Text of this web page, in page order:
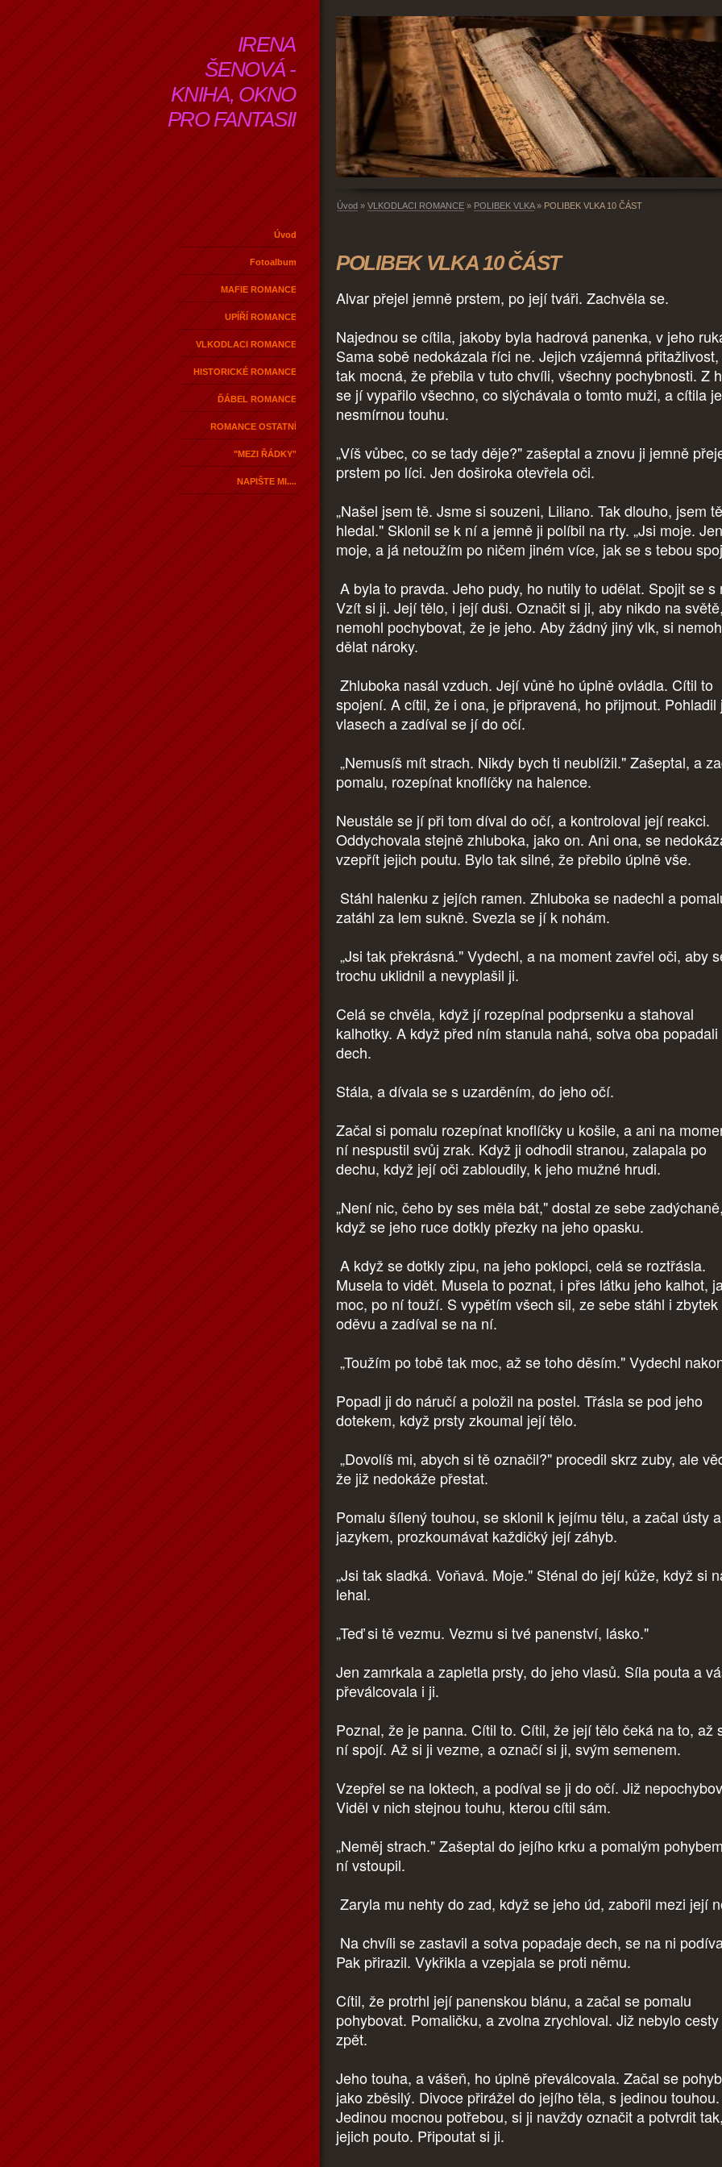
IRENA
ŠENOVÁ -
KNIHA, OKNO
PRO FANTASII
Úvod
Fotoalbum
MAFIE ROMANCE
UPÍŘÍ ROMANCE
VLKODLACI ROMANCE
HISTORICKÉ ROMANCE
ĎÁBEL ROMANCE
ROMANCE OSTATNÍ
"MEZI ŘÁDKY"
NAPIŠTE MI....
Úvod » VLKODLACI ROMANCE » POLIBEK VLKA» POLIBEK VLKA 10 ČÁST
POLIBEK VLKA 10 ČÁST
Alvar přejel jemně prstem, po její tváři. Zachvěla se.
Najednou se cítila, jakoby byla hadrová panenka, v jeho
Sama sobě nedokázala říci ne. Jejich vzájemná
tak mocná, že přebila v tuto chvíli, všechny pochybnosti. Z
se jí vypařilo všechno, co slýchávala o tomto muži, a cítila
nesmírnou touhu.
„Víš vůbec, co se tady děje?" zašeptal a znovu ji jemně
prstem po líci. Jen doširoka otevřela oči.
„Našel jsem tě. Jsme si souzeni, Liliano. Tak dlouho, jsem tě
hledal." Sklonil se k ní a jemně ji políbil na rty. „Jsi moje.
moje, a já netoužím po ničem jiném více, jak se s tebou
A byla to pravda. Jeho pudy, ho nutily to udělat. Spojit se s
Vzít si ji. Její tělo, i její duši. Označit si ji, aby nikdo na
nemohl pochybovat, že je jeho. Aby žádný jiný vlk, si
dělat nároky.
Zhluboka nasál vzduch. Její vůně ho úplně ovládla. Cítil to
spojení. A cítil, že i ona, je připravená, ho přijmout. Pohladil
vlasech a zadíval se jí do očí.
„Nemusíš mít strach. Nikdy bych ti neublížil." Zašeptal, a
pomalu, rozepínat knoflíčky na halence.
Neustále se jí při tom díval do očí, a kontroloval její reakci.
Oddychovala stejně zhluboka, jako on. Ani ona, se
vzepřít jejich poutu. Bylo tak silné, že přebilo úplně vše.
Stáhl halenku z jejích ramen. Zhluboka se nadechl a
zatáhl za lem sukně. Svezla se jí k nohám.
„Jsi tak překrásná." Vydechl, a na moment zavřel oči, aby
trochu uklidnil a nevyplašil ji.
Celá se chvěla, když jí rozepínal podprsenku a stahoval
kalhotky. A když před ním stanula nahá, sotva oba popadali
dech.
Stála, a dívala se s uzarděním, do jeho očí.
Začal si pomalu rozepínat knoflíčky u košile, a ani na
ní nespustil svůj zrak. Když ji odhodil stranou, zalapala po
dechu, když její oči zabloudily, k jeho mužné hrudi.
„Není nic, čeho by ses měla bát," dostal ze sebe zadýchaně,
když se jeho ruce dotkly přezky na jeho opasku.
A když se dotkly zipu, na jeho poklopci, celá se roztřásla.
Musela to vidět. Musela to poznat, i přes látku jeho kalhot,
moc, po ní touží. S vypětím všech sil, ze sebe stáhl i zbytek
oděvu a zadíval se na ní.
„Toužím po tobě tak moc, až se toho děsím." Vydechl
Popadl ji do náručí a položil na postel. Třásla se pod jeho
dotekem, když prsty zkoumal její tělo.
„Dovolíš mi, abych si tě označil?" procedil skrz zuby, ale
že již nedokáže přestat.
Pomalu šílený touhou, se sklonil k jejímu tělu, a začal ústy a
jazykem, prozkoumávat každičký její záhyb.
„Jsi tak sladká. Voňavá. Moje." Sténal do její kůže, když si
lehal.
„Teď si tě vezmu. Vezmu si tvé panenství, lásko."
Jen zamrkala a zapletla prsty, do jeho vlasů. Síla pouta a
převálcovala i ji.
Poznal, že je panna. Cítil to. Cítil, že její tělo čeká na to, až
ní spojí. Až si ji vezme, a označí si ji, svým semenem.
Vzepřel se na loktech, a podíval se ji do očí. Již
Viděl v nich stejnou touhu, kterou cítil sám.
„Neměj strach." Zašeptal do jejího krku a pomalým
ní vstoupil.
Zaryla mu nehty do zad, když se jeho úd, zabořil mezi její
Na chvíli se zastavil a sotva popadaje dech, se na ni
Pak přirazil. Vykřikla a vzepjala se proti němu.
Cítil, že protrhl její panenskou blánu, a začal se pomalu
pohybovat. Pomaličku, a zvolna zrychloval. Již nebylo cesty
zpět.
Jeho touha, a vášeň, ho úplně převálcovala. Začal se
jako zběsilý. Divoce přirážel do jejího těla, s jedinou touhou.
Jedinou mocnou potřebou, si ji navždy označit a potvrdit tak,
jejich pouto. Připoutat si ji.